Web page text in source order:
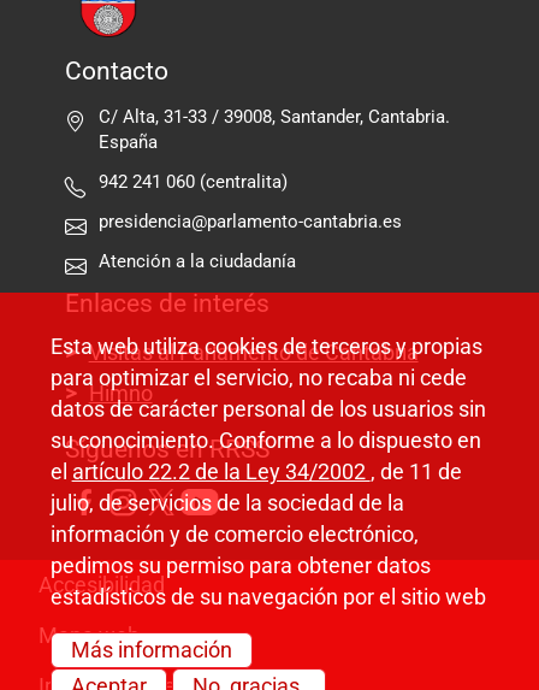
Contacto
C/ Alta, 31-33 / 39008, Santander, Cantabria.
España
942 241 060 (centralita)
presidencia@parlamento-cantabria.es
Atención a la ciudadanía
Enlaces de interés
Visitas al Parlamento de Cantabria
Himno
Síguenos en RRSS
Pie de página
Accesibilidad
Mapa web
Esta web utiliza cookies de terceros y propias
para optimizar el servicio, no recaba ni cede
datos de carácter personal de los usuarios sin
su conocimiento. Conforme a lo dispuesto en
el artículo 22.2 de la Ley 34/2002 , de 11 de
julio, de servicios de la sociedad de la
información y de comercio electrónico,
pedimos su permiso para obtener datos
estadísticos de su navegación por el sitio web
Más información